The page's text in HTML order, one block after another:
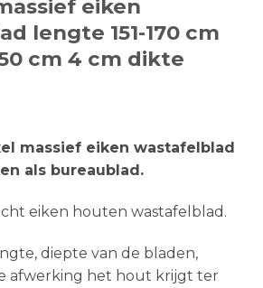
eiken
lengte 151-170 cm
cm 4 cm dikte
massief eiken wastafelblad
als bureaublad.
eiken houten wastafelblad.
diepte van de bladen,
afwerking het hout krijgt ter